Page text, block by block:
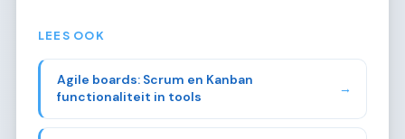
LEES OOK
Agile boards: Scrum en Kanban
functionaliteit in tools
→